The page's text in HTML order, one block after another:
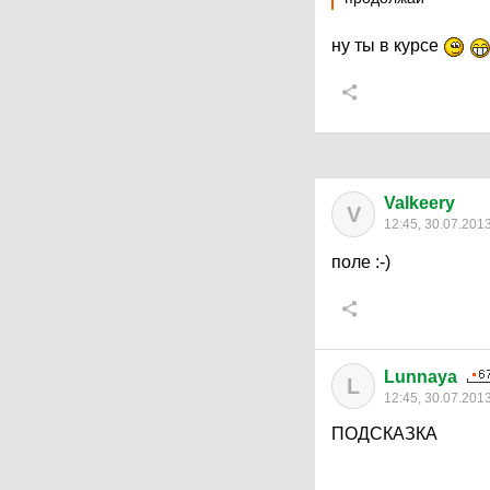
ну ты в курсе
V Valkeery
12:45,
поле :-)
L Lunnaya
12:45,
ПОДСКАЗКА